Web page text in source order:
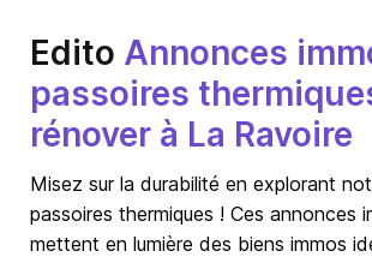
Edito Annonces
passoires
rénover à La Ravoire
Misez sur la durabilité en explorant
passoires thermiques ! Ces annonces
mettent en lumière des biens immos